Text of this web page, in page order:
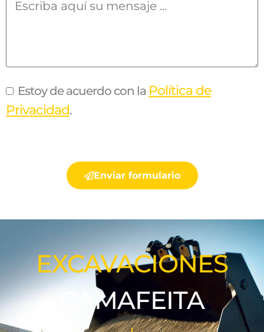
EXCAVACIONES
CAMAFEITA
Estoy de acuerdo con la Política de
Privacidad.
Enviar formulario